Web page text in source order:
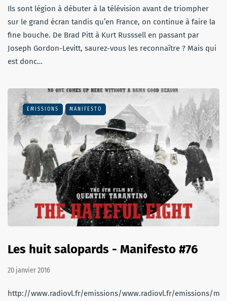
Ils sont légion à débuter à la télévision avant de triompher
sur le grand écran tandis qu’en France, on continue à faire la
fine bouche. De Brad Pitt à Kurt Russsell en passant par
Joseph Gordon-Levitt, saurez-vous les reconnaître ? Mais qui
est donc…
EMISSIONS MANIFESTO
Les huit salopards - Manifesto #76
20 janvier 2016
http://www.radiovl.fr/emissions/www.radiovl.fr/emissions/